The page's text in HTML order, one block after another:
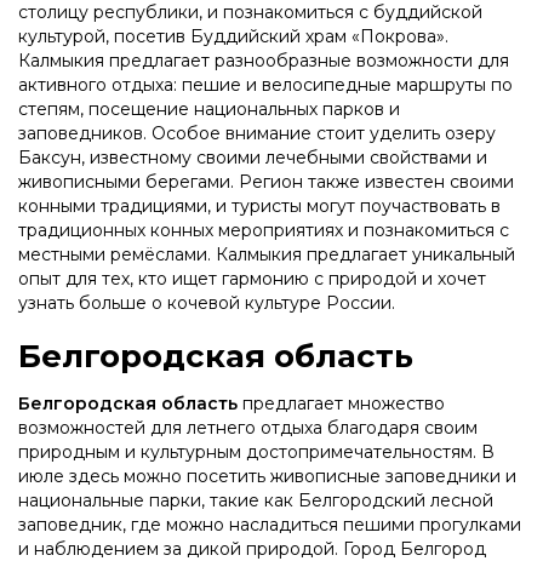
столицу республики, и познакомиться с буддийской
культурой, посетив Буддийский храм «Покрова».
Калмыкия предлагает разнообразные возможности для
активного отдыха: пешие и велосипедные маршруты по
степям, посещение национальных парков и
заповедников. Особое внимание стоит уделить озеру
Баксун, известному своими лечебными свойствами и
живописными берегами. Регион также известен своими
конными традициями, и туристы могут поучаствовать в
традиционных конных мероприятиях и познакомиться с
местными ремёслами. Калмыкия предлагает уникальный
опыт для тех, кто ищет гармонию с природой и хочет
узнать больше о кочевой культуре России.
Белгородская область
Белгородская область предлагает множество
возможностей для летнего отдыха благодаря своим
природным и культурным достопримечательностям. В
июле здесь можно посетить живописные заповедники и
национальные парки, такие как Белгородский лесной
заповедник, где можно насладиться пешими прогулками
и наблюдением за дикой природой. Город Белгород